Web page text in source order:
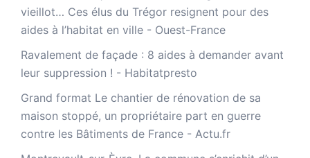
vieillot… Ces élus du Trégor resignent pour des
aides à l’habitat en ville - Ouest-France
Ravalement de façade : 8 aides à demander avant
leur suppression ! - Habitatpresto
Grand format Le chantier de rénovation de sa
maison stoppé, un propriétaire part en guerre
contre les Bâtiments de France - Actu.fr